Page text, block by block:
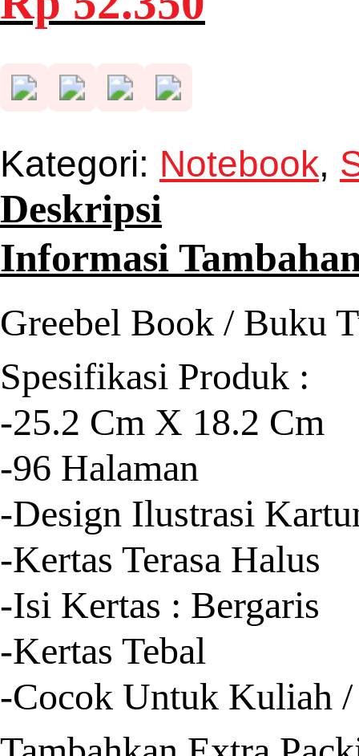
adalah:
Rp 104.700.
adalah:
Kategori: Notebook,
Deskripsi
Informasi
Greebel Book / Buku
Spesifikasi Produk :
-25.2 Cm X 18.2 Cm
-96 Halaman
-Design Ilustrasi
-Kertas Terasa Halus
-Isi Kertas : Bergaris
-Kertas Tebal
-Cocok Untuk Kuliah